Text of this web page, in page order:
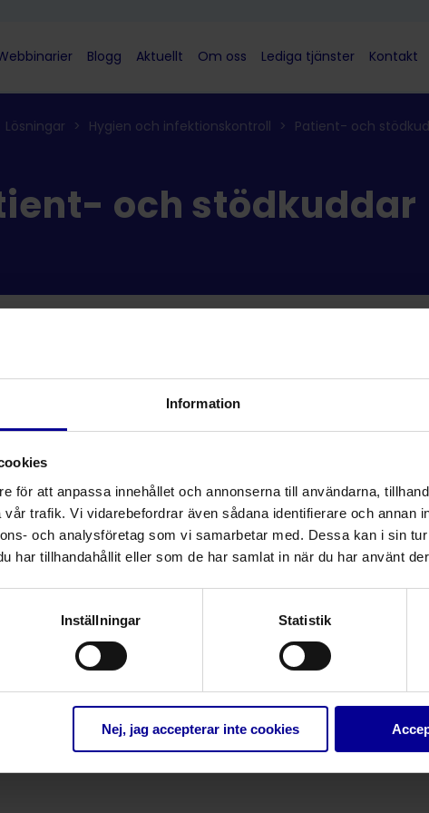
Information
för att anpassa innehållet och annonserna till användarna,
trafik. Vi vidarebefordrar även sådana identifierare och annan
och analysföretag som vi samarbetar med. Dessa kan i sin
har tillhandahållit eller som de har samlat in när du har använt
Inställningar Statistik
Nej, jag accepterar inte cookies
Blogg Aktuellt Om oss Lediga tjänster Kontakt
Lösningar > Hygien och infektionskontroll > Patient- och
och stödkuddar
patientkuddar
Hygien och infektionskontroll